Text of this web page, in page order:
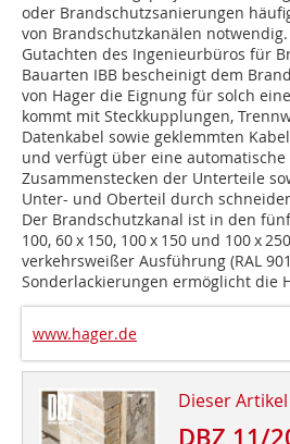
oder Brandschutzsanierungen
von Brandschutzkanälen
Gutachten des Inge­nieurbüros für
Bauarten IBB bescheinigt dem
von Hager die Eignung für solch
kommt mit Steckkupplungen,
Datenkabel sowie geklemmten
und verfügt über eine
Zusammen­stecken der Unterteile
Unter- und Oberteil durch
Der Brandschutzkanal ist in den fünf
100, 60 x 150, 100 x 150 und 100 x
verkehrsweißer Ausführung (RAL
Sonderlackierungen ermöglicht die
www.hager.de
Dieser